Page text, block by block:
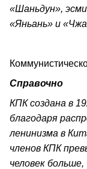
«Шаньдун»,
«Яньань» и
Справочно
КПК создана в
благодаря
ленинизма в
членов КПК
человек